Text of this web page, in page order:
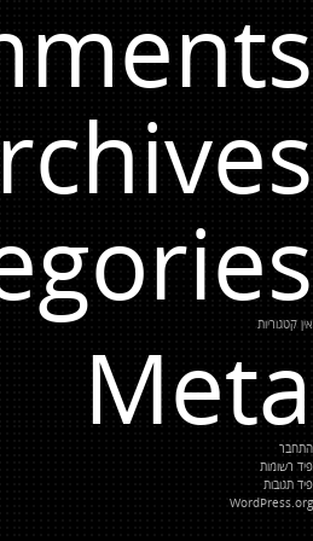
אין קטגוריות
Meta
התחבר
פיד רשומות
פיד תגובות
WordPress.org